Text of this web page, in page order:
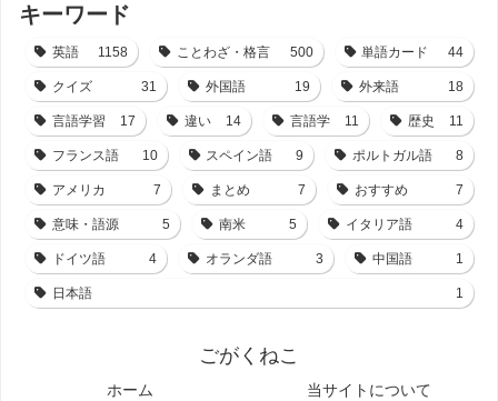
キーワード
英語 1158 ことわざ・格言 500 単語カード 44
クイズ 31 外国語 19 外来語 18
言語学習 17 違い 14 言語学 11 歴史 11
フランス語 10 スペイン語 9 ポルトガル語 8
アメリカ 7 まとめ 7 おすすめ 7
意味・語源 5 南米 5 イタリア語 4
ドイツ語 4 オランダ語 3 中国語 1
日本語 1
ごがくねこ
ホーム 当サイトについて